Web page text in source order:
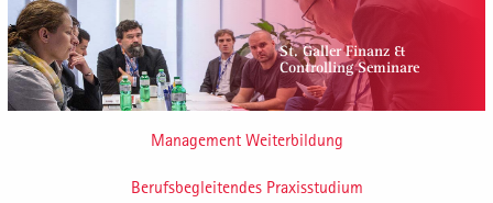
St. Galler Finanz &
Controlling Seminare
Management Weiterbildung
Berufsbegleitendes Praxisstudium